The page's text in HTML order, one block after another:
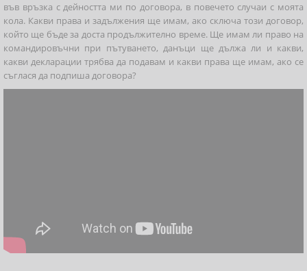
във връзка с дейността ми по договора, в повечето случаи с моята
кола. Какви права и задължения ще имам, ако сключа този договор,
който ще бъде за доста продължително време. Ще имам ли право на
командировъчни при пътуването, данъци ще дължа ли и какви,
какви декларации трябва да подавам и какви права ще имам, ако се
съглася да подпиша договора?